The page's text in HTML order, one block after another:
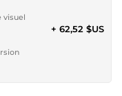
visuel
+ 62,52 $US